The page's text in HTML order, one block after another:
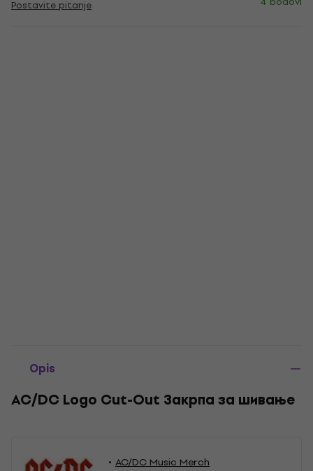
Postavite pitanje
Opis
AC/DC Logo Cut-Out Закрпа за шивање
AC/DC Music Merch